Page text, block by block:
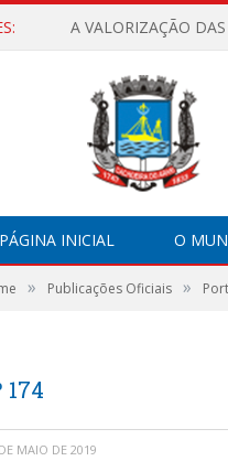
A VALORIZAÇÃO
PÁGINA INICIAL O
» Publicações Oficiais »
174
MAIO DE 2019